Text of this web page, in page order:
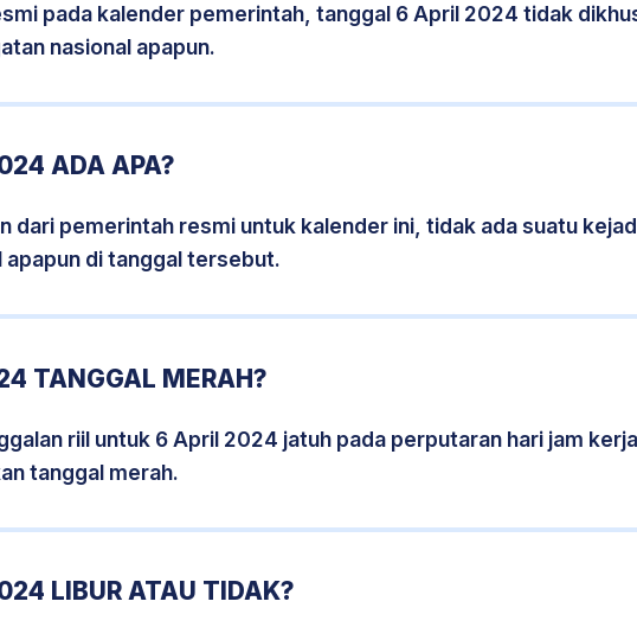
pada kalender pemerintah, tanggal 6 April 2024 tidak
nasional apapun.
ADA APA?
dari pemerintah resmi untuk kalender ini, tidak ada suatu
di tanggal tersebut.
TANGGAL MERAH?
riil untuk 6 April 2024 jatuh pada perputaran hari jam
tanggal merah.
LIBUR ATAU TIDAK?